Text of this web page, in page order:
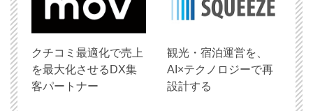
クチコミ最適化で売上
を最大化させるDX集
客パートナー
観光・宿泊運営を、
AI×テクノロジーで再
設計する